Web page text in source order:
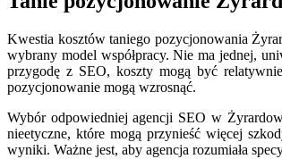
Kwestia kosztów taniego pozycjonowania
wybrany model współpracy. Nie ma jednej,
przygodę z SEO, koszty mogą być
pozycjonowanie mogą wzrosnąć.
Wybór odpowiedniej agencji SEO w
nieetyczne, które mogą przynieść więcej
wyniki. Ważne jest, aby agencja rozumiała